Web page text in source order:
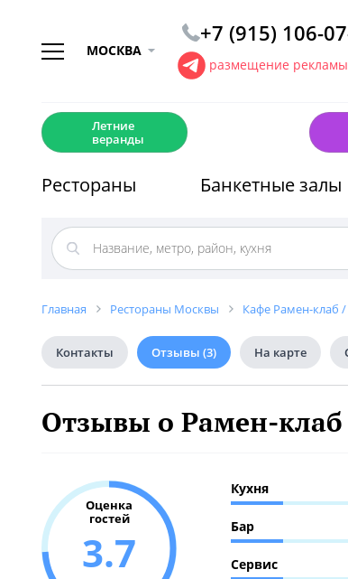
МОСКВА
+7 (915) 106-
размещение рекламы
Летние
веранды
Рестораны Банкетные залы
Главная Рестораны Москвы Кафе Рамен-клаб
Контакты Отзывы (3) На карте
Отзывы о Рамен-клаб
Оценка
гостей
3.7
Кухня
Бар
Сервис